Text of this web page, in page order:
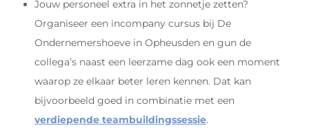
Jouw personeel extra in het zonnetje zetten?
Organiseer een incompany cursus bij De
Ondernemershoeve in Opheusden en gun de
collega’s naast een leerzame dag ook een moment
waarop ze elkaar beter leren kennen. Dat kan
bijvoorbeeld goed in combinatie met een
verdiepende teambuildingssessie.